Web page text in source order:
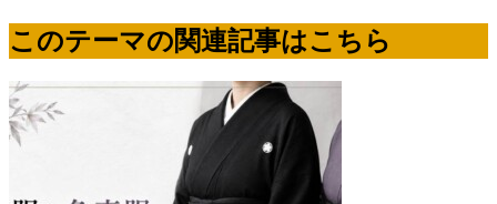
このテーマの関連記事はこちら